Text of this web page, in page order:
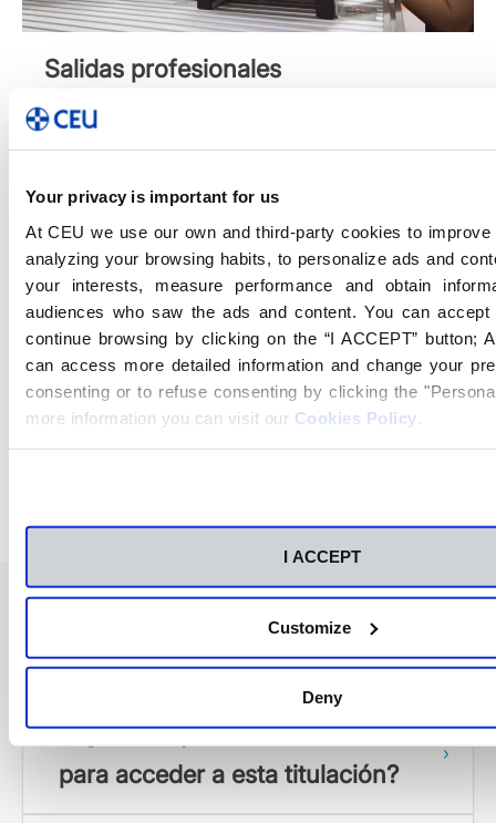
Your privacy is important for us
At CEU we use our own and third-party cookies to
analyzing your browsing habits, to personalize ads and
your interests, measure performance and obtain
audiences who saw the ads and content. You can
continue browsing by clicking on the “I ACCEPT” button;
can access more detailed information and change your
consenting or to refuse consenting by clicking the
more information you can visit our Cookies Policy
I ACCEPT
Customize
Deny
Salidas profesionales
Programador de robots industriales.
Especialista en mantenimiento de sistemas
automatizados.
Diseñador de sistemas de control industrial.
Asesor en implementación de tecnología
4.0.
Preguntas frecuentes
¿Qué requisitos son necesarios
para acceder a esta titulación?